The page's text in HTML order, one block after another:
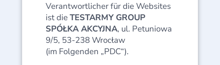
Verantwortlicher für die Websites
ist dieTESTARMY GROUP
SPÓŁKA AKCYJNA, ul. Petuniowa
9/5, 53-238 Wrocław
(im Folgenden „PDC“).